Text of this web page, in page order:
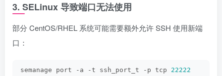
3. SELinux 导致端口无法使用
部分 CentOS/RHEL 系统可能需要额外允许 SSH 使用新端
口：
semanage port -a -t ssh_port_t -p tcp 22222